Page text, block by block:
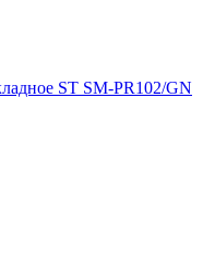
ST SM-PR102/GN